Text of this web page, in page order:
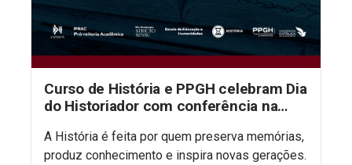
Curso de História e PPGH celebram Dia
do Historiador com conferência na
A História é feita por quem preserva memórias,
produz conhecimento e inspira novas gerações.